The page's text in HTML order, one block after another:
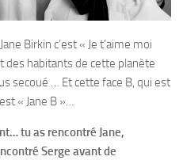
Birkin c’est « Je t’aime moi
des habitants de cette planète
secoué … Et cette face B, qui est
« Jane B »…
tu as rencontré Jane,
Serge avant de